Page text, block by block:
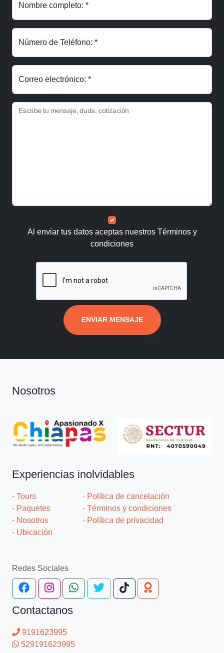
Nombre completo: *
Número de Teléfono: *
Correo electrónico: *
Escribe tu mensaje, duda, cotización
Al enviar tus datos aceptas nuestros Términos y
condiciones
ENVIAR MENSAJE
Nosotros
Experiencias inolvidables
- Tours
- Paquetes
- Nosotros
- Ubicación
- Política de cancelación
- Términos y condiciones
- Política de privacidad
Redes Sociales
Contactanos
9191623995
529191623995